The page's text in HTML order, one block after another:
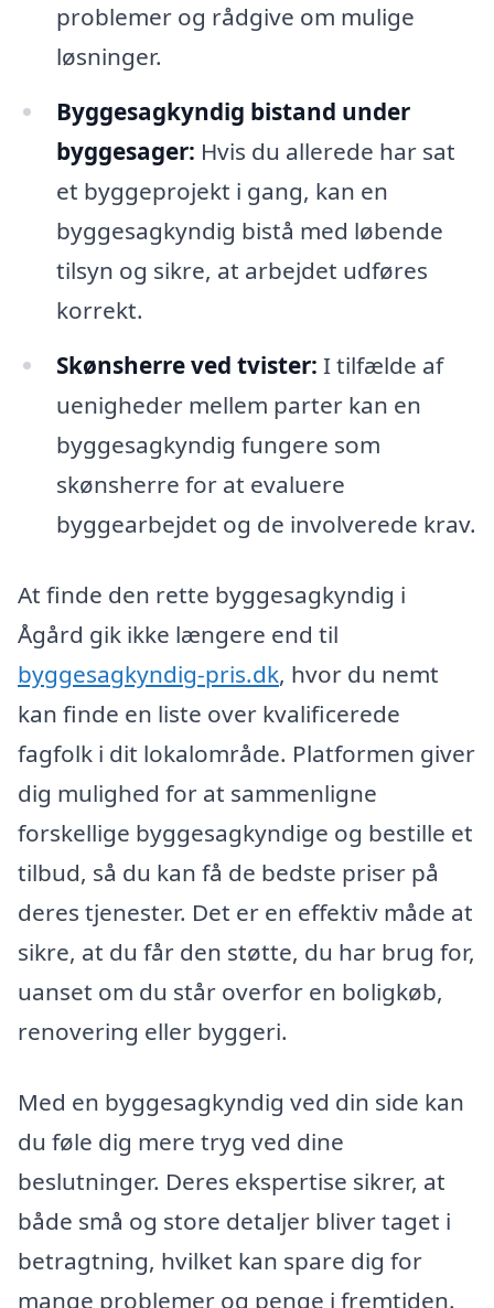
problemer og rådgive om mulige
løsninger.
Byggesagkyndig bistand under
byggesager: Hvis du allerede har sat
et byggeprojekt i gang, kan en
byggesagkyndig bistå med løbende
tilsyn og sikre, at arbejdet udføres
korrekt.
Skønsherre ved tvister: I tilfælde af
uenigheder mellem parter kan en
byggesagkyndig fungere som
skønsherre for at evaluere
byggearbejdet og de involverede krav.
At finde den rette byggesagkyndig i
Ågård gik ikke længere end til
byggesagkyndig-pris.dk, hvor du nemt
kan finde en liste over kvalificerede
fagfolk i dit lokalområde. Platformen giver
dig mulighed for at sammenligne
forskellige byggesagkyndige og bestille et
tilbud, så du kan få de bedste priser på
deres tjenester. Det er en effektiv måde at
sikre, at du får den støtte, du har brug for,
uanset om du står overfor en boligkøb,
renovering eller byggeri.
Med en byggesagkyndig ved din side kan
du føle dig mere tryg ved dine
beslutninger. Deres ekspertise sikrer, at
både små og store detaljer bliver taget i
betragtning, hvilket kan spare dig for
mange problemer og penge i fremtiden.